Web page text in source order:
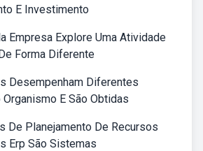
E Investimento
Empresa Explore Uma Atividade
Forma Diferente
Desempenham Diferentes
E São Obtidas
De Planejamento De Recursos
Erp São Sistemas